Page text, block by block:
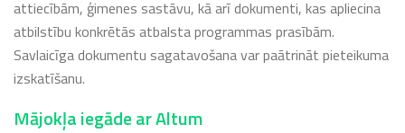
attiecībām, ģimenes sastāvu, kā arī dokumenti, kas apliecina
atbilstību konkrētās atbalsta programmas prasībām.
Savlaicīga dokumentu sagatavošana var paātrināt pieteikuma
izskatīšanu.
Mājokļa iegāde ar Altum